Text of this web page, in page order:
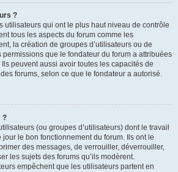
?
utilisateurs qui ont le plus haut niveau de contrôle
tous les aspects du forum comme les
la création de groupes d’utilisateurs ou de
permissions que le fondateur du forum a attribuées
peuvent aussi avoir toutes les capacités de
forums, selon ce que le fondateur a autorisé.
?
(ou groupes d’utilisateurs) dont le travail
le bon fonctionnement du forum. Ils ont le
des messages, de verrouiller, déverrouiller,
les sujets des forums qu’ils modèrent.
empêchent que les utilisateurs partent en